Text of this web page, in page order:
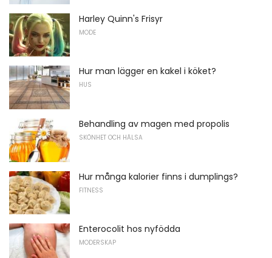
Harley Quinn's Frisyr
MODE
Hur man lägger en kakel i köket?
HUS
Behandling av magen med propolis
SKÖNHET OCH HÄLSA
Hur många kalorier finns i dumplings?
FITNESS
Enterocolit hos nyfödda
MODERSKAP